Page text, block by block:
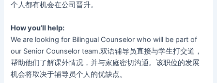
个人都有机会在公司晋升。
How you’ll help:
We are looking for Bilingual Counselor who will be part of
our Senior Counselor team.双语辅导员直接与学生打交道，
帮助他们了解课外情况，并与家庭密切沟通。该职位的发展
机会将取决于辅导员个人的优缺点。